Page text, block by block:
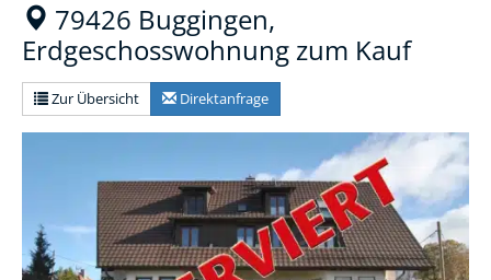
79426 Buggingen,
Erdgeschosswohnung zum Kauf
Zur Übersicht Direktanfrage